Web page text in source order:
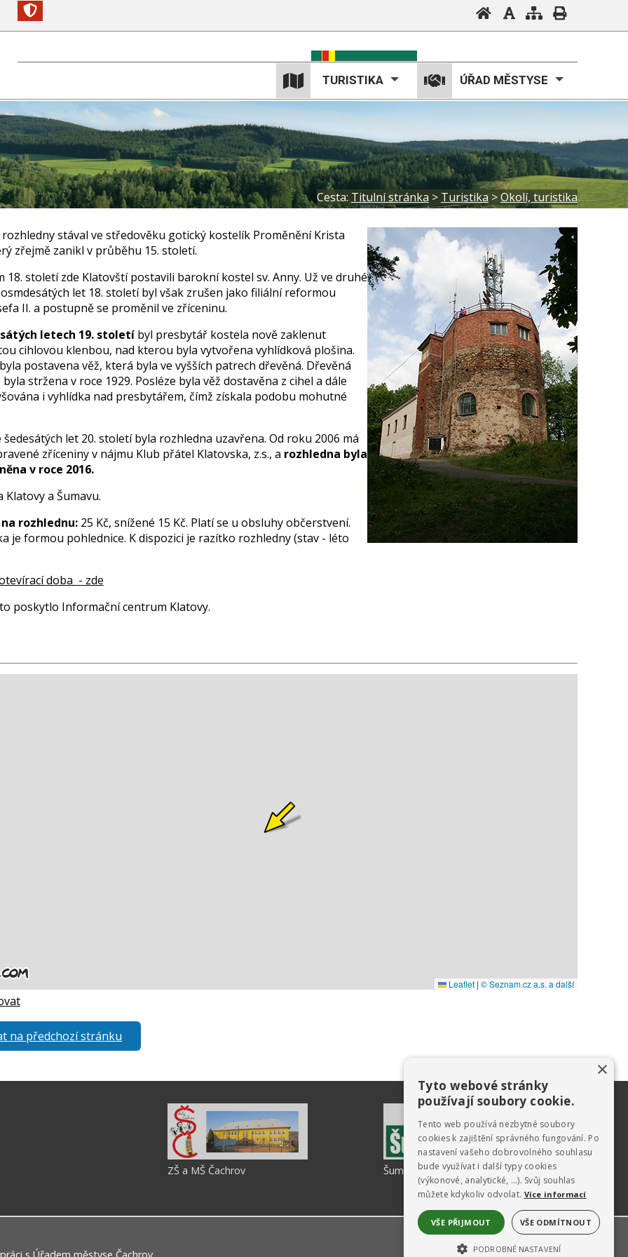
TURISTIKA ÚŘAD MĚSTYSE
Cesta: Titulní stránka > Turistika >Okolí, turistika
stával ve středověku gotický kostelík Proměnění Krista
zřejmě zanikl v průběhu 15. století.
18. století zde Klatovští postavili barokní kostel sv. Anny. Už ve druhé
let 18. století byl však zrušen jako filiální reformou
II. a postupně se proměnil ve zříceninu.
letech 19. stoletíbyl presbytář kostela nově zaklenut
cihlovou klenbou, nad kterou byla vytvořena vyhlídková plošina.
postavena věž, která byla ve vyšších patrech dřevěná. Dřevěná
stržena v roce 1929. Posléze byla věž dostavěna z cihel a dále
i vyhlídka nad presbytářem, čímž získala podobu mohutné
šedesátých let 20. století byla rozhledna uzavřena. Od roku 2006 má
zříceniny v nájmu Klub přátel Klatovska, z.s., a rozhledna byla
v roce 2016.
Klatovy a Šumavu.
rozhlednu:25 Kč, snížené 15 Kč. Platí se u obsluhy občerstvení.
je formou pohlednice. K dispozici je razítko rozhledny (stav - léto
doba - zde
poskytlo Informační centrum Klatovy.
na předchozí stránku
ZŠ a MŠ Čachrov ŠumavaNet.CZ - informace o regionu
s Úřadem městyse Čachrov
×
Tyto webové stránky
používají soubory cookie.
Tento web používá nezbytné soubory
cookies k zajištění správného fungování. Po
nastavení vašeho dobrovolného souhlasu
bude využívat i další typy cookies
(výkonové, analytické, …). Svůj souhlas
můžete kdykoliv odvolat. Více informací
VŠE PŘIJMOUT VŠE ODMÍTNOUT
PODROBNÉ NASTAVENÍ